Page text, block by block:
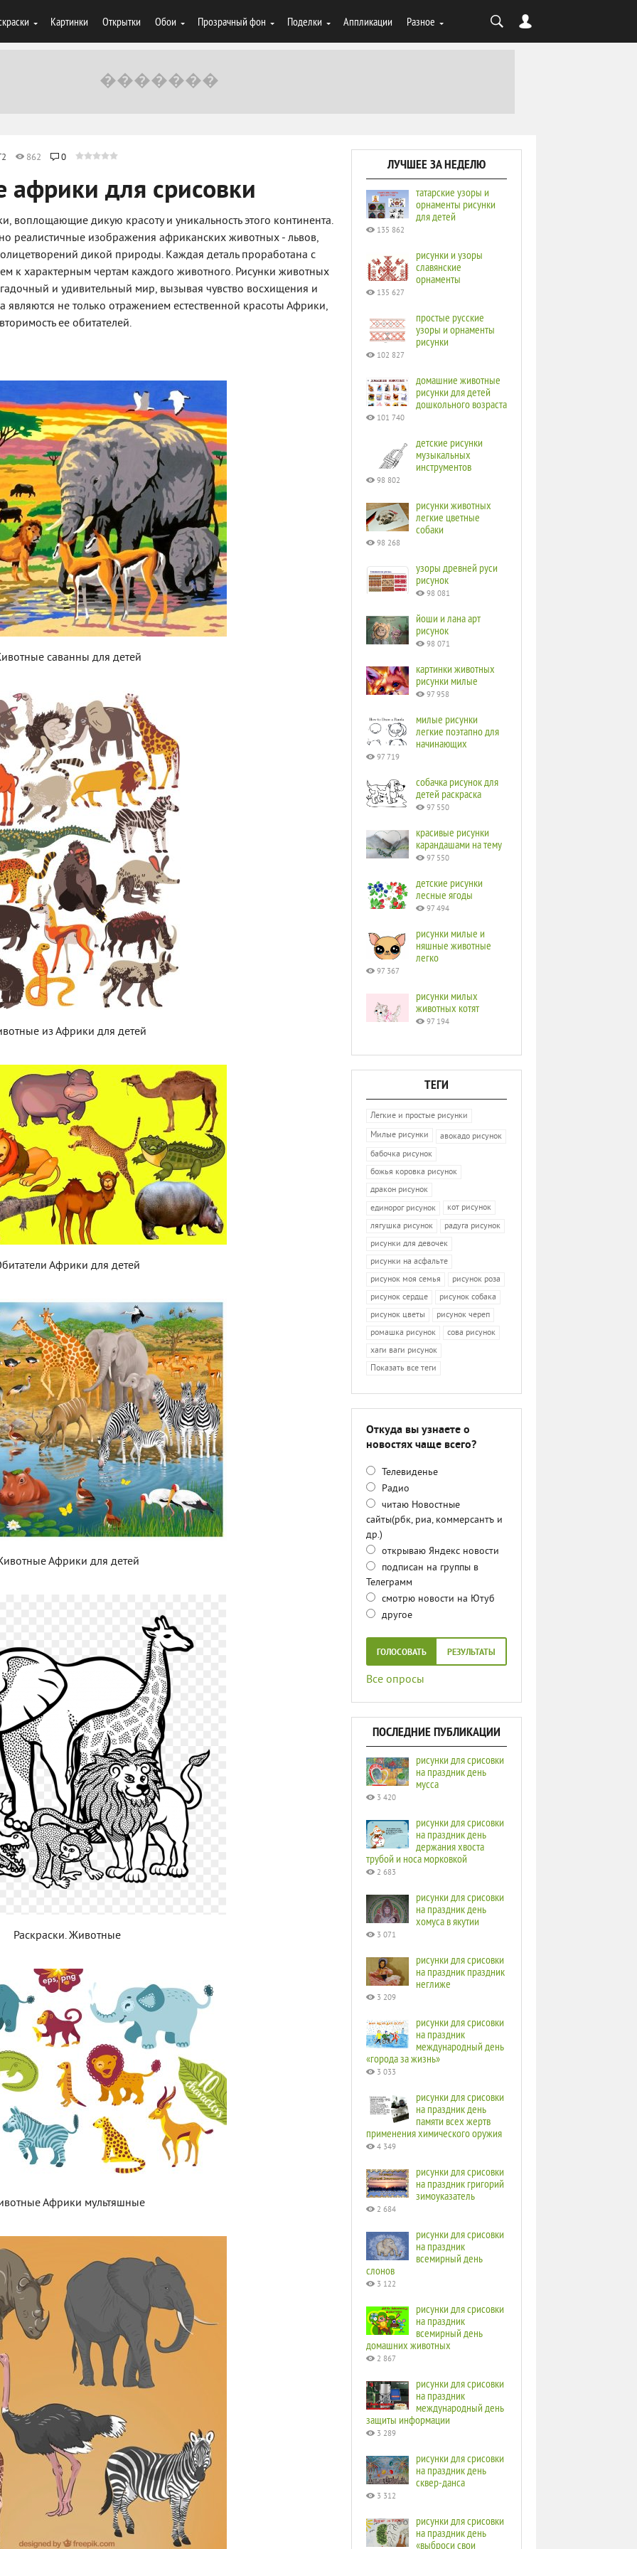
Картинки Открытки Обои Прозрачный фон Поделки Аппликации Разное
862 0
африки для срисовки
воплощающие дикую красоту и уникальность этого континента.
реалистичные изображения африканских животных - львов,
дикой природы. Каждая деталь проработана с
к характерным чертам каждого животного. Рисунки животных
и удивительный мир, вызывая чувство восхищения и
являются не только отражением естественной красоты Африки,
ее обитателей.
саванны для детей
из Африки для детей
Африки для детей
Африки для детей
Раскраски. Животные
Африки мультяшные
ЛУЧШЕЕ ЗА НЕДЕЛЮ
татарские узоры и
орнаменты рисунки
для детей
135 862
рисунки и узоры
славянские
орнаменты
135 627
простые русские
узоры и орнаменты
рисунки
102 827
домашние животные
рисунки для детей
дошкольного возраста
101 740
детские рисунки
музыкальных
инструментов
98 802
рисунки животных
легкие цветные
собаки
98 268
узоры древней руси
рисунок
98 081
йоши и лана арт
рисунок
98 071
картинки животных
рисунки милые
97 958
милые рисунки
легкие поэтапно для
начинающих
97 719
собачка рисунок для
детей раскраска
97 550
красивые рисунки
карандашами на тему
97 550
детские рисунки
лесные ягоды
97 494
рисунки милые и
няшные животные
легко
97 367
рисунки милых
животных котят
97 194
ТЕГИ
Легкие и простые рисунки
Милые рисунки
авокадо рисунок
бабочка рисунок
божья коровка рисунок
дракон рисунок
единорог рисунок
кот рисунок
лягушка рисунок
радуга рисунок
рисунки для девочек
рисунки на асфальте
рисунок моя семья
рисунок роза
рисунок сердце
рисунок собака
рисунок цветы
рисунок череп
ромашка рисунок
сова рисунок
хаги ваги рисунок
Показать все теги
Откуда вы узнаете о
новостях чаще всего?
Телевиденье
Радио
читаю Новостные
сайты(рбк, риа, коммерсантъ и
др.)
открываю Яндекс новости
подписан на группы в
Телеграмм
смотрю новости на Ютуб
другое
ГОЛОСОВАТЬ РЕЗУЛЬТАТЫ
Все опросы
ПОСЛЕДНИЕ ПУБЛИКАЦИИ
рисунки для срисовки
на праздник день
мусса
3 420
рисунки для срисовки
на праздник день
держания хвоста
трубой и носа морковкой
2 683
рисунки для срисовки
на праздник день
хомуса в якутии
3 071
рисунки для срисовки
на праздник праздник
неглиже
3 209
рисунки для срисовки
на праздник
международный день
«города за жизнь»
3 033
рисунки для срисовки
на праздник день
памяти всех жертв
применения химического оружия
4 349
рисунки для срисовки
на праздник григорий
зимоуказатель
2 684
рисунки для срисовки
на праздник
всемирный день
слонов
3 122
рисунки для срисовки
на праздник
всемирный день
домашних животных
2 867
рисунки для срисовки
на праздник
международный день
защиты информации
3 289
рисунки для срисовки
на праздник день
сквер-данса
3 312
рисунки для срисовки
на праздник день
«выброси свои